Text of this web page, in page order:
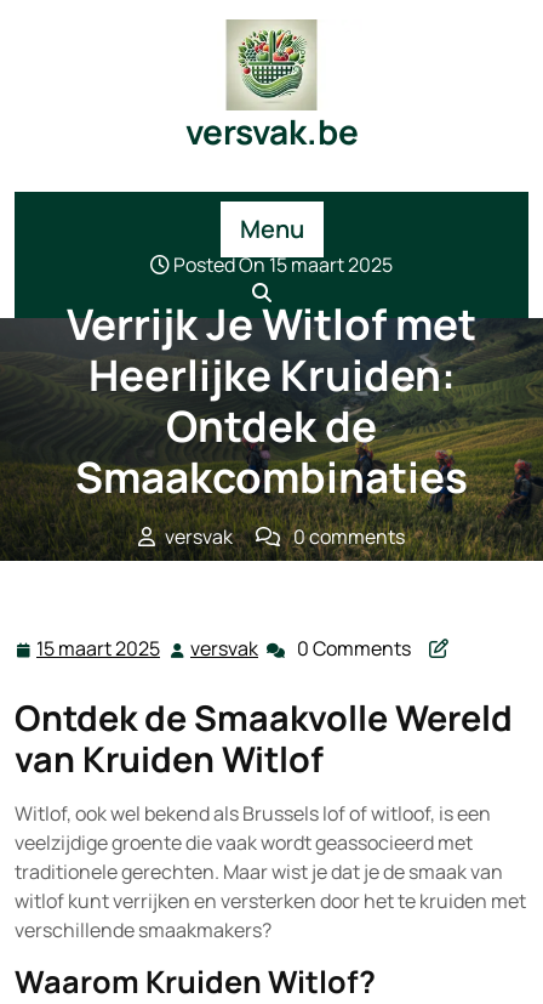
versvak.be
Menu
Posted On 15 maart 2025
Verrijk Je Witlof met
Heerlijke Kruiden:
Ontdek de
Smaakcombinaties
versvak
0 comments
15 maart 2025 15
2025
versvak versvak0 Comments
Ontdek de Smaakvolle Wereld
van Kruiden Witlof
Witlof, ook wel bekend als Brussels lof of witloof, is een
veelzijdige groente die vaak wordt geassocieerd met
traditionele gerechten. Maar wist je dat je de smaak van
witlof kunt verrijken en versterken door het te kruiden met
verschillende smaakmakers?
Waarom Kruiden Witlof?